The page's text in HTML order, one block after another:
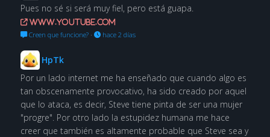
Pues no sé si será muy fiel, pero está guapa.
www.youtube.com
Creen que funcione?· hace 2 días
HpTk
Por un lado internet me ha enseñado que cuando algo es
tan obscenamente provocativo, ha sido creado por aquel
que lo ataca, es decir, Steve tiene pinta de ser una mujer
"progre". Por otro lado la estupidez humana me hace
creer que también es altamente probable que Steve sea y